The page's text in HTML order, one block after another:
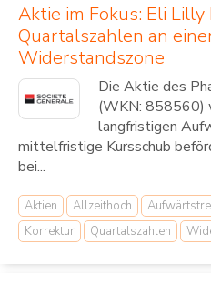
Aktie im Fokus: Eli
Quartalszahlen an
Widerstandszone
Die Aktie des
(WKN: 858560)
langfristigen
mittelfristige Kursschub
bei...
Aktien Allzeithoch
Korrektur
Quartalszahlen